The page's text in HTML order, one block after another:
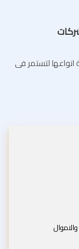
انواعها لتستمر فى